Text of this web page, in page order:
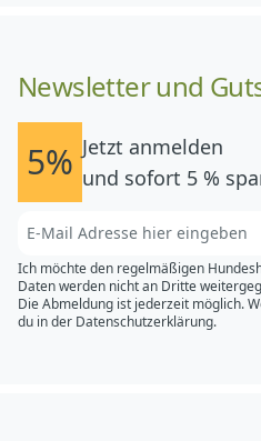
Newsletter und
5% Jetzt anmelden
und sofort 5 %
Ich möchte den regelmäßigen
Daten werden nicht an Dritte
Die Abmeldung ist jederzeit möglich.
du in der Datenschutzerklärung.